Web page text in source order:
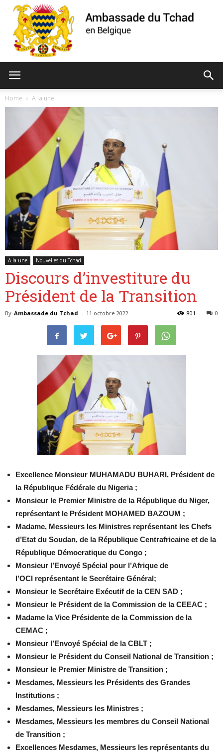
du
Tchad
de
Home A la une
A la une Nouvelles du Tchad
Discours d’investiture du
Président de la Transition
By Ambassade du Tchad - 11 octobre 2022 0
801
Excellence Monsieur MUHAMADU BUHARI, Président de
la République Fédérale du Nigeria ;
Monsieur le Premier Ministre de la République du Niger,
représentant le Président MOHAMED BAZOUM ;
Madame, Messieurs les Ministres représentant les Chefs
d’Etat du Soudan, de la République Centrafricaine et de la
République Démocratique du Congo ;
Monsieur l’Envoyé Spécial pour l’Afrique de
l’OCI représentant le Secrétaire Général;
Monsieur le Secrétaire Exécutif de la CEN SAD ;
Monsieur le Président de la Commission de la CEEAC ;
Madame la Vice Présidente de la Commission de la
CEMAC ;
Monsieur l’Envoyé Spécial de la CBLT ;
Monsieur le Président du Conseil National de Transition ;
Monsieur le Premier Ministre de Transition ;
Mesdames, Messieurs les Présidents des Grandes
Institutions ;
Mesdames, Messieurs les Ministres ;
Mesdames, Messieurs les membres du Conseil National
de Transition ;
Excellences Mesdames, Messieurs les représentants du